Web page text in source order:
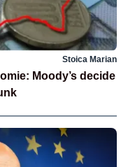
Stoica Marian
Moody’s decide